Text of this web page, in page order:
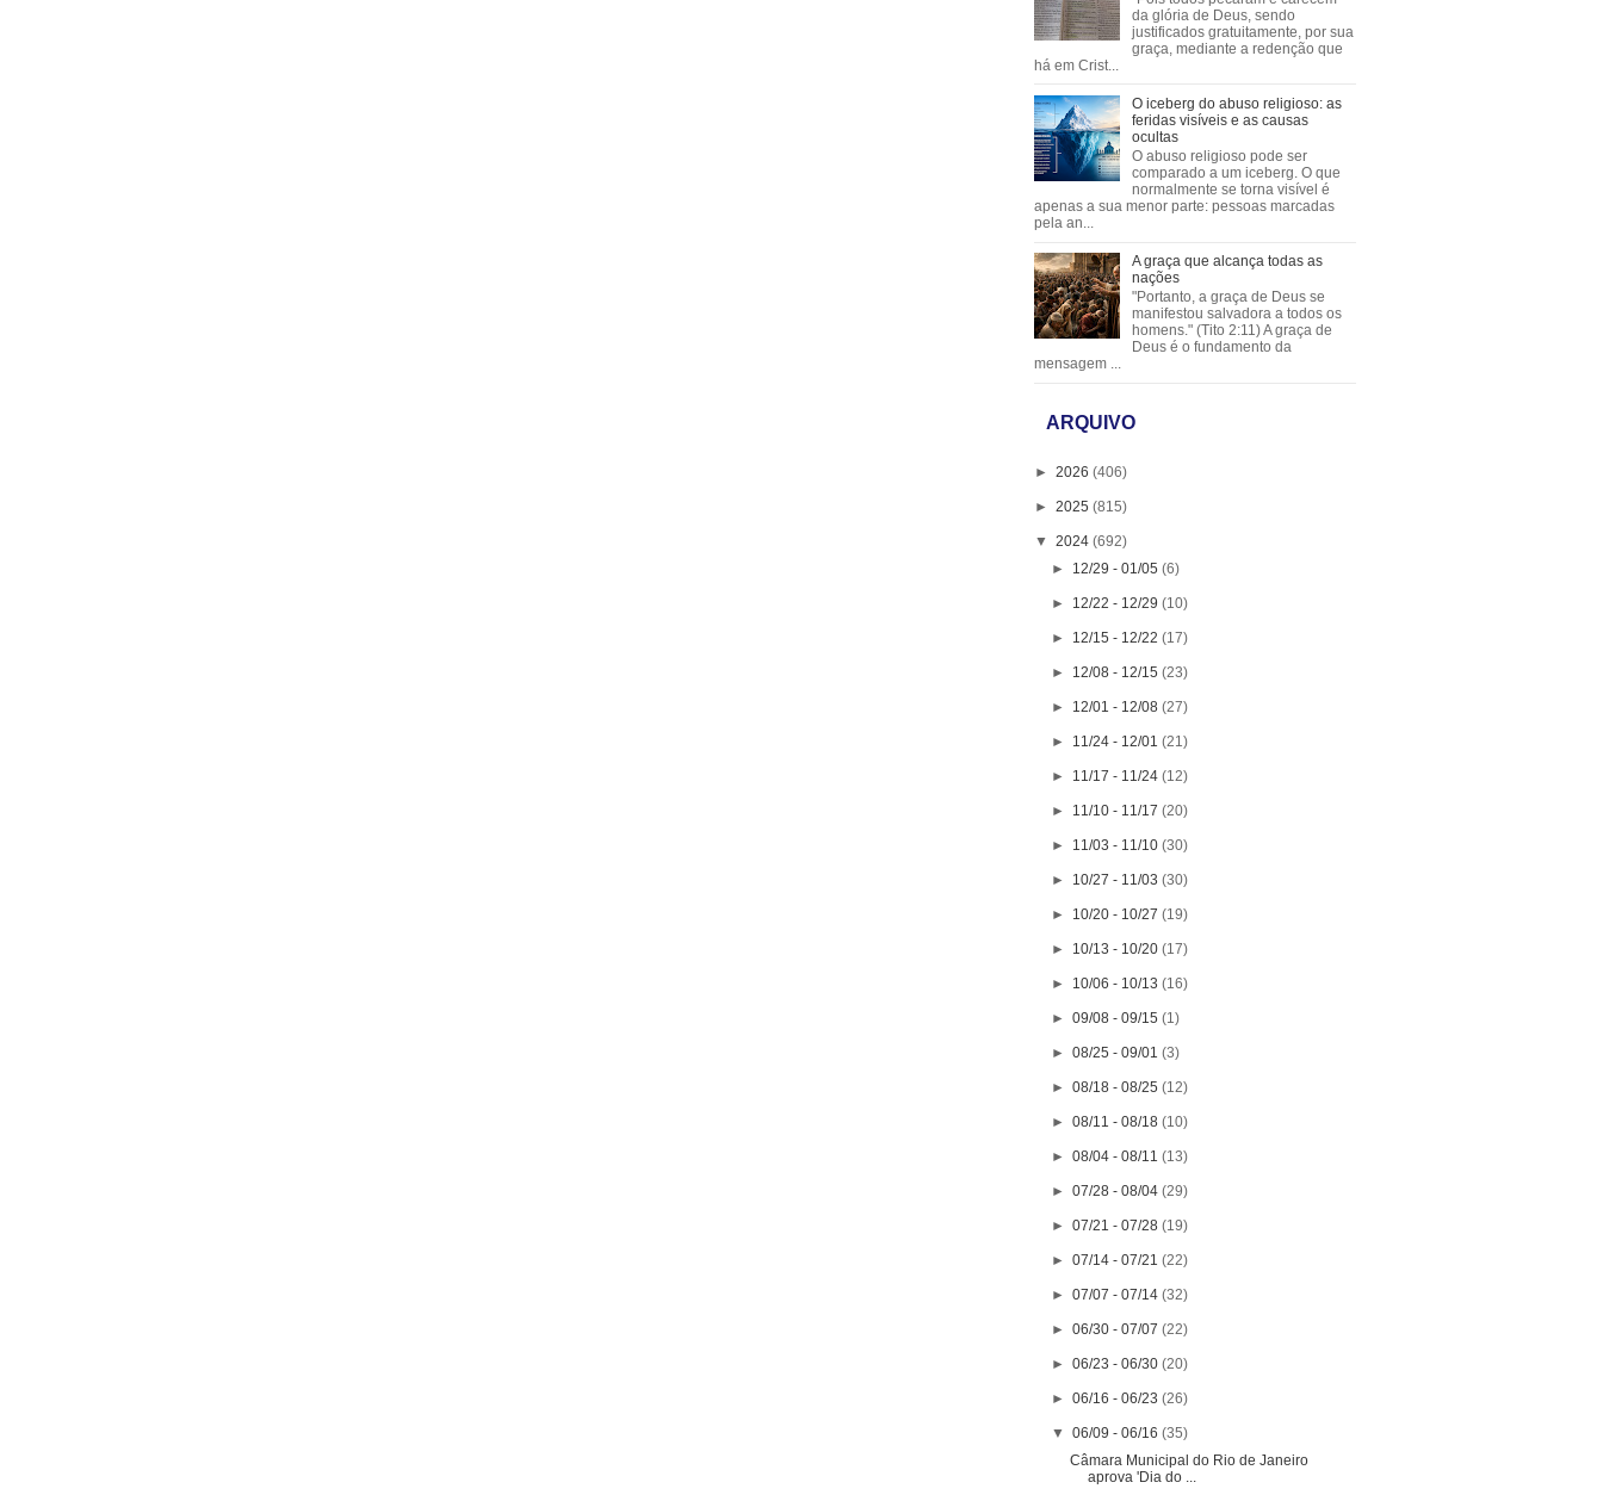
da glória de Deus, sendo
justificados gratuitamente, por sua
graça, mediante a redenção que
há em Crist...
O iceberg do abuso religioso: as
feridas visíveis e as causas
ocultas
O abuso religioso pode ser
comparado a um iceberg. O que
normalmente se torna visível é
apenas a sua menor parte: pessoas marcadas
pela an...
A graça que alcança todas as
nações
"Portanto, a graça de Deus se
manifestou salvadora a todos os
homens." (Tito 2:11) A graça de
Deus é o fundamento da
mensagem ...
ARQUIVO
► 2026 (406)
► 2025 (815)
▼ 2024 (692)
► 12/29 - 01/05(6)
► 12/22 - 12/29(10)
► 12/15 - 12/22(17)
► 12/08 - 12/15(23)
► 12/01 - 12/08(27)
► 11/24 - 12/01(21)
► 11/17 - 11/24(12)
► 11/10 - 11/17(20)
► 11/03 - 11/10(30)
► 10/27 - 11/03(30)
► 10/20 - 10/27(19)
► 10/13 - 10/20(17)
► 10/06 - 10/13(16)
►09/08 - 09/15(1)
►08/25 - 09/01(3)
►08/18 - 08/25(12)
►08/11 - 08/18(10)
►08/04 - 08/11(13)
►07/28 - 08/04(29)
►07/21 - 07/28(19)
►07/14 - 07/21(22)
►07/07 - 07/14(32)
►06/30 - 07/07(22)
►06/23 - 06/30(20)
►06/16 - 06/23(26)
▼06/09 - 06/16(35)
Câmara Municipal do Rio de Janeiro
aprova 'Dia do ...